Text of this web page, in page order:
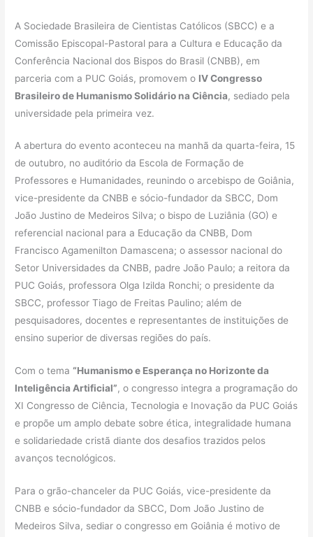
A Sociedade Brasileira de Cientistas Católicos (SBCC) e a
Comissão Episcopal-Pastoral para a Cultura e Educação da
Conferência Nacional dos Bispos do Brasil (CNBB), em
parceria com a PUC Goiás, promovem o IV Congresso
Brasileiro de Humanismo Solidário na Ciência, sediado pela
universidade pela primeira vez.
A abertura do evento aconteceu na manhã da quarta-feira, 15
de outubro, no auditório da Escola de Formação de
Professores e Humanidades, reunindo o arcebispo de Goiânia,
vice-presidente da CNBB e sócio-fundador da SBCC, Dom
João Justino de Medeiros Silva; o bispo de Luziânia (GO) e
referencial nacional para a Educação da CNBB, Dom
Francisco Agamenilton Damascena; o assessor nacional do
Setor Universidades da CNBB, padre João Paulo; a reitora da
PUC Goiás, professora Olga Izilda Ronchi; o presidente da
SBCC, professor Tiago de Freitas Paulino; além de
pesquisadores, docentes e representantes de instituições de
ensino superior de diversas regiões do país.
Com o tema“Humanismo e Esperança no Horizonte da
Inteligência Artificial”, o congresso integra a programação do
XI Congresso de Ciência, Tecnologia e Inovação da PUC Goiás
e propõe um amplo debate sobre ética, integralidade humana
e solidariedade cristã diante dos desafios trazidos pelos
avanços tecnológicos.
Para o grão-chanceler da PUC Goiás, vice-presidente da
CNBB e sócio-fundador da SBCC, Dom João Justino de
Medeiros Silva, sediar o congresso em Goiânia é motivo de